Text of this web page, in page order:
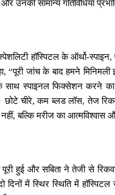
उनकी सामान्य गतिविधियां
हॉस्पिटल के ऑर्थो-
“पूरी जांच के बाद हमने
साथ स्पाइनल फिक्सेशन करने का
चीरे, कम ब्लड लॉस, तेज
बल्कि मरीज का आत्मविश्वास
पूरी हुई और सबिता ने तेजी से
दिनों में स्थिर स्थिति में